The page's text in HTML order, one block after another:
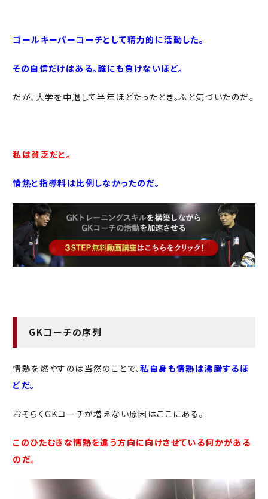
ゴールキーパーコーチとして精力的に活動した。
その自信だけはある。誰にも負けないほど。
だが、大学を中退して半年ほどたったとき。ふと気づいたのだ。
私は貧乏だと。
情熱と指導料は比例しなかったのだ。
GKコーチの序列
情熱を燃やすのは当然のことで、私自身も情熱は沸騰するほ
どだ。
おそらくGKコーチが増えない原因はここにある。
このひたむきな情熱を違う方向に向けさせている何かがある
のだ。